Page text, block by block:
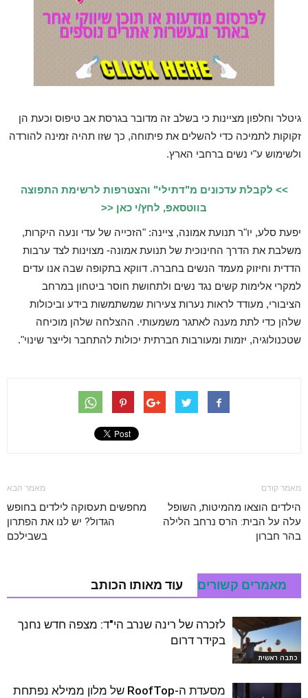
גיטלר וחלפון מציינות כי בשלב זה מדובר בגרסת אב טיפוס וכעת הן
זקוקות לתמיכה כדי להשלים את פיתוחה, כך שזו תהיה זמינה להורדה
ולשימוש ע"י נשים ברחבי הארץ.
>> לקבלת עדכונים מ"דתילי" והצטרפות לרשימת התפוצה
בווטסאפ, לחץ/י כאן <<
יפעת סלע, יו"ר תנועת אמונה, ציינה: "הזכייה של עדי ונעה היקרות,
משלבת את הדרך החינוכית של תנועת אמונה- מצוינות לצד ערבות
הדדית וחיזוק מעמד הנשים בחברה. דווקא בתקופה שבה אנו עדים
למקרי אלימות קשים נגד נשים ולתחושת חוסר ביטחון במרחב
הציבורי, מעודד לראות נערות צעירות שמשתמשות בידע וביכולות
שלהן כדי לתת מענה לאתגר משמעותי. ההצלחה שלהן מוכיחה
שטכנולוגיה, יזמות ומעורבות חברתית יכולות להתחבר ולייצר שינוי".
מאמר קודם
הילדים הוצאו מהמיטות, השופל
עלה על הבית: הרס נרחב הלילה
בהר חברון
מאמר הבא
מחפשים תעסוקה לילדים בחופש
הגדול? יש לנו את הפתרון
בשבילכם
מאמרים קשורים עוד מאותו הכותב
כתבה ראשית
לזכרה של רינה שנרב הי"ד: מצפה חדש נחנך
בקידר דרום
מסעדת ה-RoofTop של מלון ממילא נפתחת